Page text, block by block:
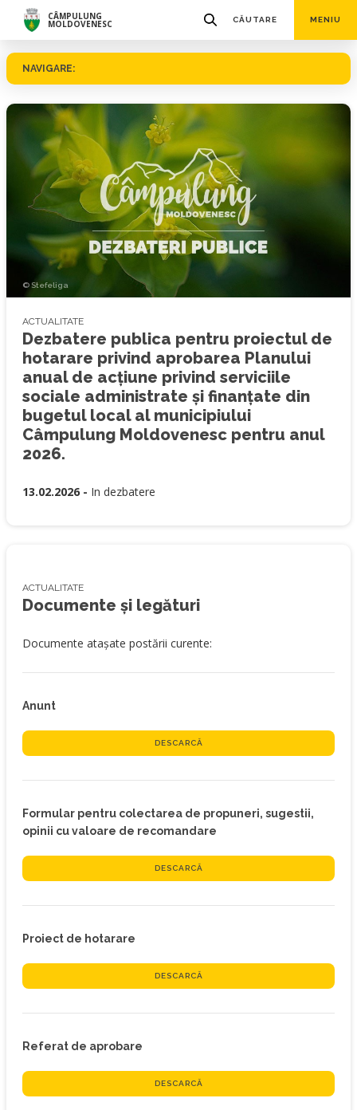
CÂMPULUNG
MOLDOVENESC CĂUTARE MENIU
NAVIGARE:
© Stefeliga
ACTUALITATE
Dezbatere publica pentru proiectul de
hotarare privind aprobarea Planului
anual de acțiune privind serviciile
sociale administrate și finanțate din
bugetul local al municipiului
Câmpulung Moldovenesc pentru anul
2026.
13.02.2026 - In dezbatere
ACTUALITATE
Documente și legături
Documente atașate postării curente:
Anunt
DESCARCĂ
Formular pentru colectarea de propuneri, sugestii,
opinii cu valoare de recomandare
DESCARCĂ
Proiect de hotarare
DESCARCĂ
Referat de aprobare
DESCARCĂ